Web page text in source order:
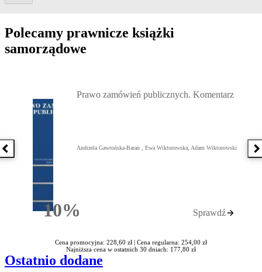
Polecamy prawnicze książki
samorządowe
Poprzednia książka
10%Rabatu
Prawo zamówień publicznych. Komentarz
Andrzela Gawrońska-Baran , Ewa Wiktorowska, Adam Wiktorowski
Sprawdź
Cena promocyjna: 228,60 zł | Cena regularna: 254,00 zł
Najniższa cena w ostatnich 30 dniach: 177,80 zł
Ostatnio dodane